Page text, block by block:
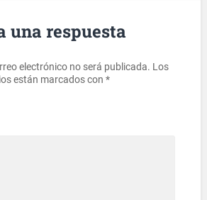
una respuesta
electrónico no será publicada. Los
están marcados con *